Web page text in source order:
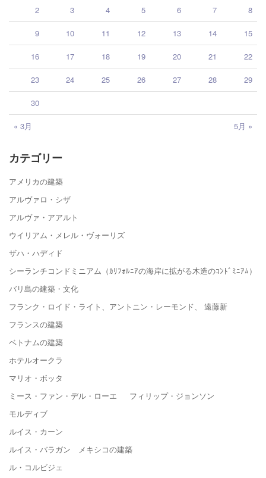
« 3月 5月 »
2 3 4 5 6 7 8
9 10 11 12 13 14 15
16 17 18 19 20 21 22
23 24 25 26 27 28 29
30
カテゴリー
アメリカの建築
アルヴァロ・シザ
アルヴァ・アアルト
ウイリアム・メレル・ヴォーリズ
ザハ・ハディド
シーランチコンドミニアム（ｶﾘﾌｫﾙﾆｱの海岸に拡がる木造のｺﾝﾄﾞﾐﾆｱﾑ）
バリ島の建築・文化
フランク・ロイド・ライト、アントニン・レーモンド、 遠藤新
フランスの建築
ベトナムの建築
ホテルオークラ
マリオ・ボッタ
ミース・ファン・デル・ローエ フィリップ・ジョンソン
モルディブ
ルイス・カーン
ルイス・バラガン メキシコの建築
ル・コルビジェ